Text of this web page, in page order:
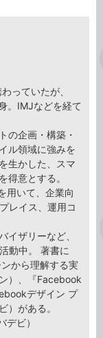
っていたが、
。IMJなどを経て
の企画・構築・
ル領域に強みを
生かした、スマ
得意とする。
用いて、企業向
レイス、運用コ
イザリーなど、
動中。 著書に
から理解する実
）、『Facebook
デザイン プ
）がある。
ビ）